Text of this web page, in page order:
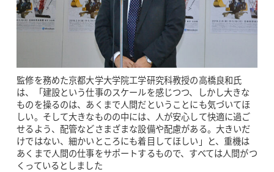
監修を務めた京都大学大学院工学研究科教授の高橋良和氏
は、「建設という仕事のスケールを感じつつ、しかし大きな
ものを操るのは、あくまで人間だということにも気づいてほ
しい。そして大きなものの中には、人が安心して快適に過ご
せるよう、配管などさまざまな設備や配慮がある。大きいだ
けではない、細かいところにも着目してほしい」と、重機は
あくまで人間の仕事をサポートするもので、すべては人間がつ
くっているとしました